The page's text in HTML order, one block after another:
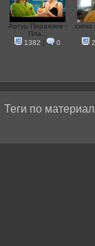
Артур Пиражков -
Пла...
1382 | 0
скока
Теги по